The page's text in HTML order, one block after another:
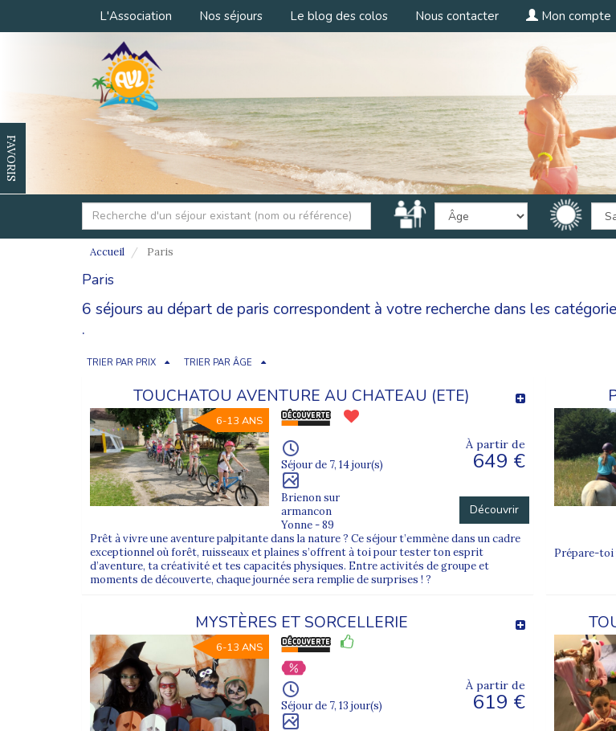
L'Association Nos séjours Le blog des colos Nous contacter Mon compte
FAVORIS
Accueil Paris
Paris
6 séjours au départ de paris correspondent à votre recherche dans les
.
TRIER PAR PRIX TRIER PAR ÂGE
TOUCHATOU AVENTURE AU CHATEAU (ETE)
6-13 ANS
Séjour de 7, 14 jour(s)
Brienon sur
armancon
Yonne - 89
À partir de
649 €
Découvrir
Prêt à vivre une aventure palpitante dans la nature ? Ce séjour t’emmène dans un cadre
exceptionnel où forêt, ruisseaux et plaines s’offrent à toi pour tester ton esprit
d’aventure, ta créativité et tes capacités physiques. Entre activités de groupe et
moments de découverte, chaque journée sera remplie de surprises ! ?
Prépare-toi
MYSTÈRES ET SORCELLERIE
6-13 ANS
Séjour de 7, 13 jour(s)
À partir de
619 €